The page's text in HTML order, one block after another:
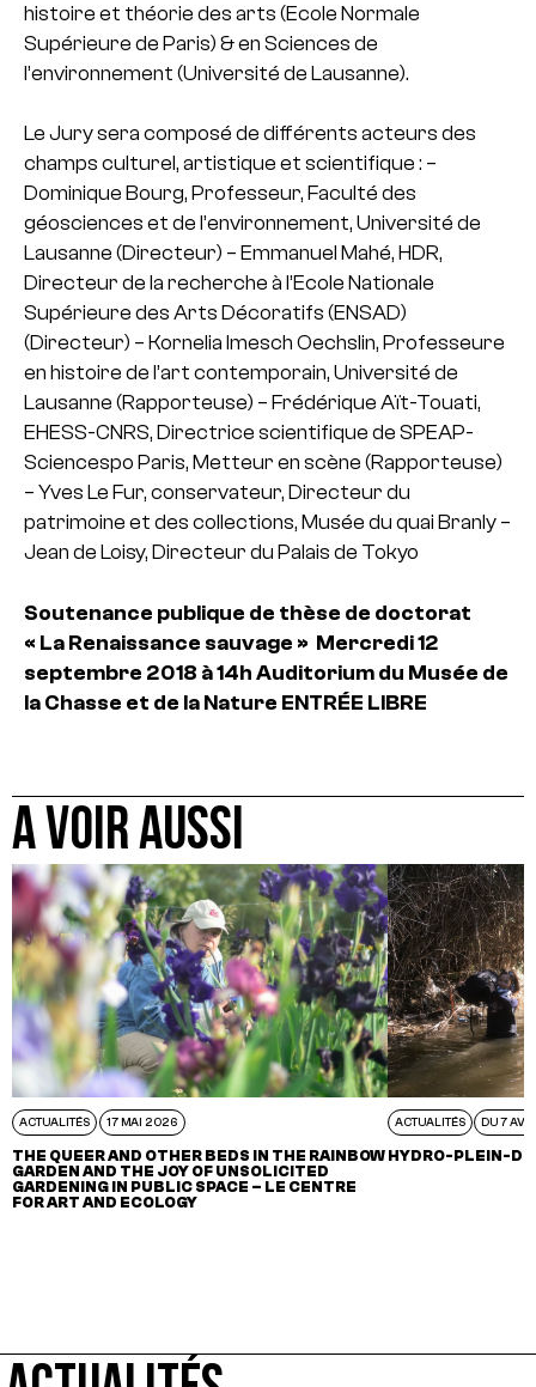
histoire et théorie des arts (Ecole Normale
Supérieure de Paris) & en Sciences de
l’environnement (Université de Lausanne).
Le Jury sera composé de différents acteurs des
champs culturel, artistique et scientifique : –
Dominique Bourg, Professeur, Faculté des
géosciences et de l’environnement, Université de
Lausanne (Directeur) – Emmanuel Mahé, HDR,
Directeur de la recherche à l’Ecole Nationale
Supérieure des Arts Décoratifs (ENSAD)
(Directeur) – Kornelia Imesch Oechslin, Professeure
en histoire de l’art contemporain, Université de
Lausanne (Rapporteuse) – Frédérique Aït-Touati,
EHESS-CNRS, Directrice scientifique de SPEAP-
Sciencespo Paris, Metteur en scène (Rapporteuse)
– Yves Le Fur, conservateur, Directeur du
patrimoine et des collections, Musée du quai Branly –
Jean de Loisy, Directeur du Palais de Tokyo
Soutenance publique de thèse de doctorat
« La Renaissance sauvage » Mercredi 12
septembre 2018 à 14h Auditorium du Musée de
la Chasse et de la Nature ENTRÉE LIBRE
A VOIR AUSSI
ACTUALITÉS 17 MAI 2026
THE QUEER AND OTHER BEDS IN THE RAINBOW
GARDEN AND THE JOY OF UNSOLICITED
GARDENING IN PUBLIC SPACE – LE CENTRE
FOR ART AND ECOLOGY
ACTUALITÉS DU 7
HYDRO-PLEIN-